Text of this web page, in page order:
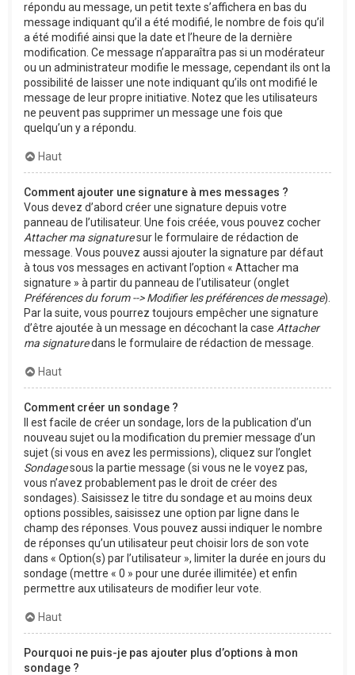
répondu au message, un petit texte s’affichera en bas du
message indiquant qu’il a été modifié, le nombre de fois qu’il
a été modifié ainsi que la date et l’heure de la dernière
modification. Ce message n’apparaîtra pas si un modérateur
ou un administrateur modifie le message, cependant ils ont la
possibilité de laisser une note indiquant qu’ils ont modifié le
message de leur propre initiative. Notez que les utilisateurs
ne peuvent pas supprimer un message une fois que
quelqu’un y a répondu.
Haut
Comment ajouter une signature à mes messages ?
Vous devez d’abord créer une signature depuis votre
panneau de l’utilisateur. Une fois créée, vous pouvez cocher
Attacher ma signaturesur le formulaire de rédaction de
message. Vous pouvez aussi ajouter la signature par défaut
à tous vos messages en activant l’option « Attacher ma
signature » à partir du panneau de l’utilisateur (onglet
Préférences du forum --> Modifier les préférences de message).
Par la suite, vous pourrez toujours empêcher une signature
d’être ajoutée à un message en décochant la case Attacher
ma signaturedans le formulaire de rédaction de message.
Haut
Comment créer un sondage ?
Il est facile de créer un sondage, lors de la publication d’un
nouveau sujet ou la modification du premier message d’un
sujet (si vous en avez les permissions), cliquez sur l’onglet
Sondagesous la partie message (si vous ne le voyez pas,
vous n’avez probablement pas le droit de créer des
sondages). Saisissez le titre du sondage et au moins deux
options possibles, saisissez une option par ligne dans le
champ des réponses. Vous pouvez aussi indiquer le nombre
de réponses qu’un utilisateur peut choisir lors de son vote
dans « Option(s) par l’utilisateur », limiter la durée en jours du
sondage (mettre « 0 » pour une durée illimitée) et enfin
permettre aux utilisateurs de modifier leur vote.
Haut
Pourquoi ne puis-je pas ajouter plus d’options à mon
sondage ?